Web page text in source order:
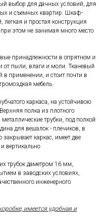
выбор для дачных условий, для
и съемных квартир. Шкаф-
и простая конструкция
этом не занимая много место
принадлежности в опрятном и
от пыли, влаги и моли. Тканевый
применении, и стоит почти в
мебель.
каркаса, на устойчивою
полка из плотного
трубки, под полкой
для вешалок - плечиков, в
каркас, имеет две
вертикально
трубок даметром 16 мм,
в заводских условиях,
инженерного
имеется удобная и